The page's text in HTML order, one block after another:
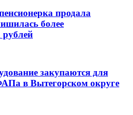
продала
более
закупаются для
в Вытегорском округе